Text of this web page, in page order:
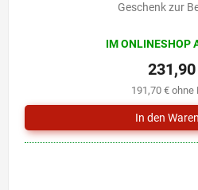
Geschenk zur
IM ONLINESHOP
191,70 € ohne